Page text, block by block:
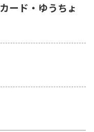
ード・ゆうちょ